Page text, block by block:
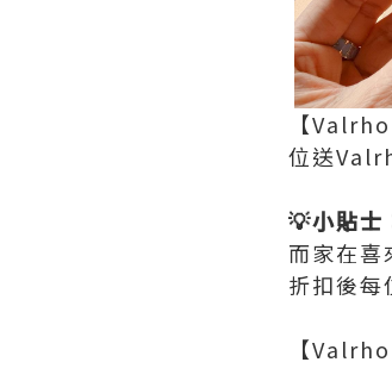
【
位送
💡小貼士
而家在
折扣後每
【